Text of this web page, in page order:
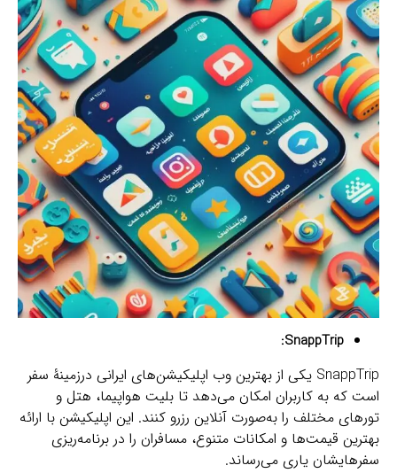
SnappTrip
:
SnappTrip یکی از بهترین وب اپلیکیشن‌های ایرانی درزمینۀ سفر
است که به کاربران امکان می‌دهد تا بلیت هواپیما، هتل و
تورهای مختلف را به‌صورت آنلاین رزرو کنند. این اپلیکیشن با ارائه
بهترین قیمت‌ها و امکانات متنوع، مسافران را در برنامه‌ریزی
سفرهایشان یاری می‌رساند.